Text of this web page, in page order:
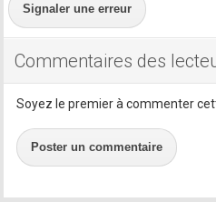
Signaler une erreur
Commentaires des
Soyez le premier à commenter
Poster un commentaire